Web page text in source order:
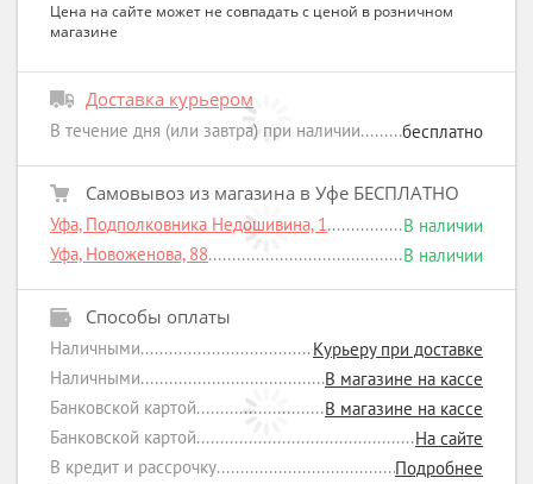
Цена на сайте может не совпадать с ценой в розничном
магазине
Доставка курьером
В течение дня (или завтра) при наличии бесплатно
Самовывоз из магазина в Уфе БЕСПЛАТНО
Уфа, Подполковника Недошивина, 1
В наличии
Уфа, Новоженова, 88
В наличии
Способы оплаты
Наличными
Курьеру при доставке
Наличными
В магазине на кассе
Банковской картой
В магазине на кассе
Банковской картой
На сайте
В кредит и рассрочку
Подробнее